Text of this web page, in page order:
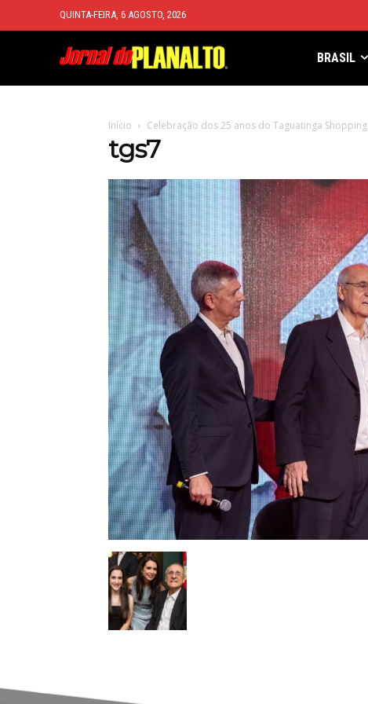
QUINTA-FEIRA, 6 AGOSTO, 2026
BRASIL
Início Celebração dos 25 anos do Taguatinga Shopping
tgs7